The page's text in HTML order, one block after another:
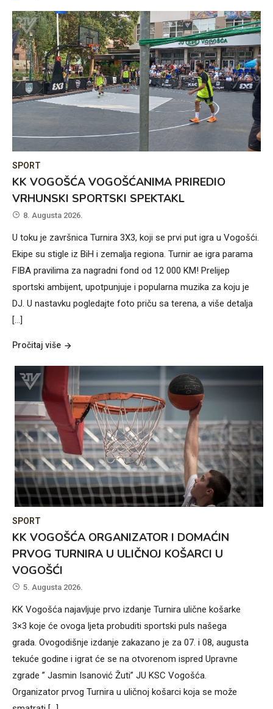
SPORT
KK VOGOŠĆA VOGOŠĆANIMA PRIREDIO
VRHUNSKI SPORTSKI SPEKTAKL
8. Augusta 2026.
U toku je završnica Turnira 3X3, koji se prvi put igra u Vogošći.
Ekipe su stigle iz BiH i zemalja regiona. Turnir ae igra parama
FIBA pravilima za nagradni fond od 12 000 KM! Prelijep
sportski ambijent, upotpunjuje i popularna muzika za koju je
DJ. U nastavku pogledajte foto priču sa terena, a više detalja
[…]
Pročitaj više
SPORT
KK VOGOŠĆA ORGANIZATOR I DOMAĆIN
PRVOG TURNIRA U ULIČNOJ KOŠARCI U
VOGOŠĆI
5. Augusta 2026.
KK Vogošća najavljuje prvo izdanje Turnira ulične košarke
3×3 koje će ovoga ljeta probuditi sportski puls našega
grada. Ovogodišnje izdanje zakazano je za 07. i 08, augusta
tekuće godine i igrat će se na otvorenom ispred Upravne
zgrade ” Jasmin Isanović Žuti” JU KSC Vogošća.
Organizator prvog Turnira u uličnoj košarci koja se može